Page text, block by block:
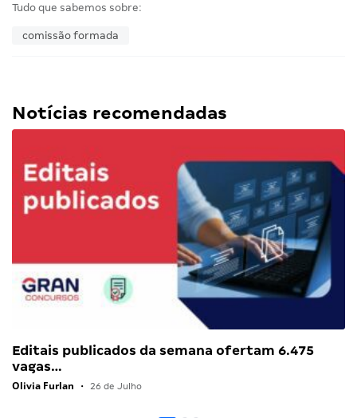
Tudo que sabemos sobre:
comissão formada
Notícias recomendadas
Editais publicados da semana ofertam 6.475
vagas…
Olivia Furlan • 26 de Julho